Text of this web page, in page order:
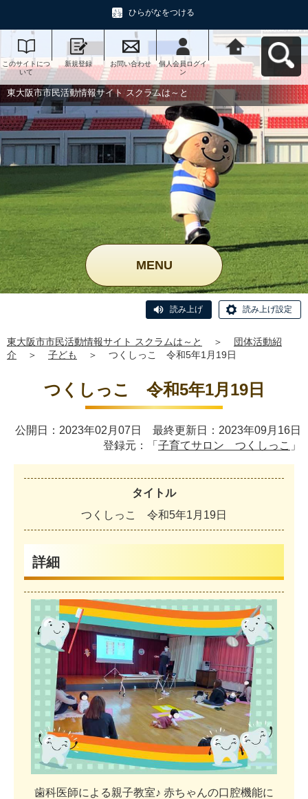
ひらがなをつける
このサイトにつ
いて
新規登録 お問い合わせ
個人会員ログイ
ン
東大阪市市民活
動情報サイト ス
クラムは～とへ
戻る
東大阪市市民活動情報サイト スクラムは～と
MENU
読み上げ 読み上げ設定
東大阪市市民活動情報サイト スクラムは～と ＞
団体活動紹
介
＞ 子ども ＞ つくしっこ 令和5年1月19日
つくしっこ 令和5年1月19日
公開日：2023年02月07日 最終更新日：2023年09月16日
登録元：「 子育てサロン つくしっこ 」
タイトル
つ く し っ こ 令和5年1 月 19日
詳細
歯科医師に よ る親子教室♪ 赤ち ゃ んの口腔機能に